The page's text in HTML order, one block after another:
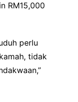
RM15,000
perlu
tidak